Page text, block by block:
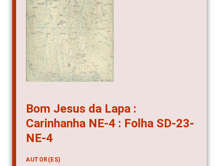
Bom Jesus da Lapa :
Carinhanha NE-4 : Folha SD-23-
NE-4
AUTOR(ES)